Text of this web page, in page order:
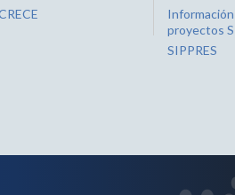
proyectos
SIPPRES